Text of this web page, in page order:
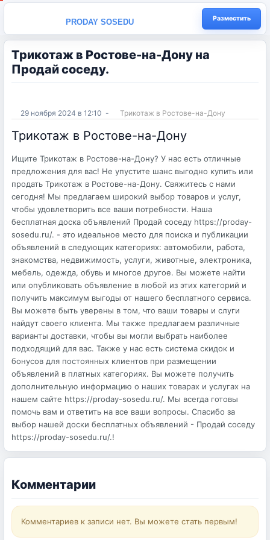
PRODAY SOSEDU Разместить
Трикотаж в Ростове-на-Дону на
Продай соседу.
29 ноября 2024 в 12:10 - Трикотаж в Ростове-на-Дону
Трикотаж в Ростове-на-Дону
Ищите Трикотаж в Ростове-на-Дону? У нас есть отличные
предложения для вас! Не упустите шанс выгодно купить или
продать Трикотаж в Ростове-на-Дону. Свяжитесь с нами
сегодня! Мы предлагаем широкий выбор товаров и услуг,
чтобы удовлетворить все ваши потребности. Наша
бесплатная доска объявлений Продай соседу https://proday-
sosedu.ru/. - это идеальное место для поиска и публикации
объявлений в следующих категориях: автомобили, работа,
знакомства, недвижимость, услуги, животные, электроника,
мебель, одежда, обувь и многое другое. Вы можете найти
или опубликовать объявление в любой из этих категорий и
получить максимум выгоды от нашего бесплатного сервиса.
Вы можете быть уверены в том, что ваши товары и слуги
найдут своего клиента. Мы также предлагаем различные
варианты доставки, чтобы вы могли выбрать наиболее
подходящий для вас. Также у нас есть система скидок и
бонусов для постоянных клиентов при размещении
объявлений в платных категориях. Вы можете получить
дополнительную информацию о наших товарах и услугах на
нашем сайте https://proday-sosedu.ru/. Мы всегда готовы
помочь вам и ответить на все ваши вопросы. Спасибо за
выбор нашей доски бесплатных объявлений - Продай соседу
https://proday-sosedu.ru/.!
Комментарии
Комментариев к записи нет. Вы можете стать первым!